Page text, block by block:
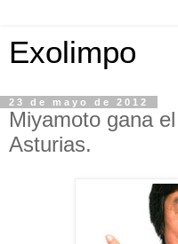
Exolimpo
23 de mayo de 2012
Miyamoto gana
Asturias.